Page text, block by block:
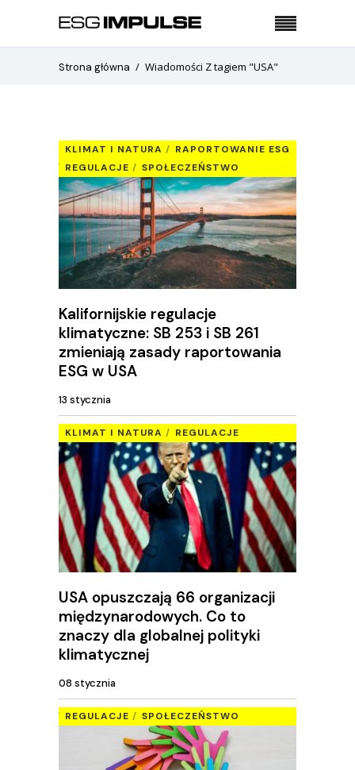
Strona główna Wiadomości Z tagiem "USA"
KLIMAT I NATURA
RAPORTOWANIE ESG
REGULACJE
SPOŁECZEŃSTWO
Kalifornijskie regulacje
klimatyczne: SB 253 i SB 261
zmieniają zasady raportowania
ESG w USA
13 stycznia
KLIMAT I NATURA REGULACJE
USA opuszczają 66 organizacji
międzynarodowych. Co to
znaczy dla globalnej polityki
klimatycznej
08 stycznia
REGULACJE SPOŁECZEŃSTWO